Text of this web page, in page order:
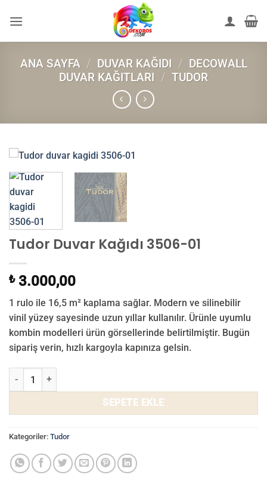
atla
ANA SAYFA / DUVAR KAĞIDI / DECOWALL
DUVAR KAĞITLARI / TUDOR
Tudor Duvar Kağıdı 3506-01
₺3.000,00
1 rulo ile 16,5 m² kaplama sağlar. Modern ve silinebilir
vinil yüzey sayesinde uzun yıllar kullanılır. Ürünle uyumlu
kombin modelleri ürün görsellerinde belirtilmiştir. Bugün
sipariş verin, hızlı kargoyla kapınıza gelsin.
Tudor Duvar Kağıdı 3506-01 adet
SEPETE EKLE
Kategoriler: Tudor